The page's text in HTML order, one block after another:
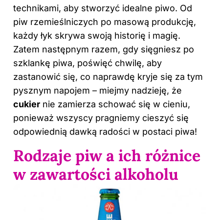
technikami, aby stworzyć idealne piwo. Od
piw rzemieślniczych po masową produkcję,
każdy łyk skrywa swoją historię i magię.
Zatem następnym razem, gdy sięgniesz po
szklankę piwa, poświęć chwilę, aby
zastanowić się, co naprawdę kryje się za tym
pysznym napojem – miejmy nadzieję, że
cukier nie zamierza schować się w cieniu,
ponieważ wszyscy pragniemy cieszyć się
odpowiednią dawką radości w postaci piwa!
Rodzaje piw a ich różnice
w zawartości alkoholu